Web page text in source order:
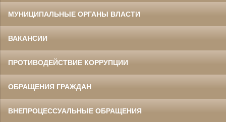
МУНИЦИПАЛЬНЫЕ ОРГАНЫ ВЛАСТИ
ВАКАНСИИ
ПРОТИВОДЕЙСТВИЕ КОРРУПЦИИ
ОБРАЩЕНИЯ ГРАЖДАН
ВНЕПРОЦЕССУАЛЬНЫЕ ОБРАЩЕНИЯ